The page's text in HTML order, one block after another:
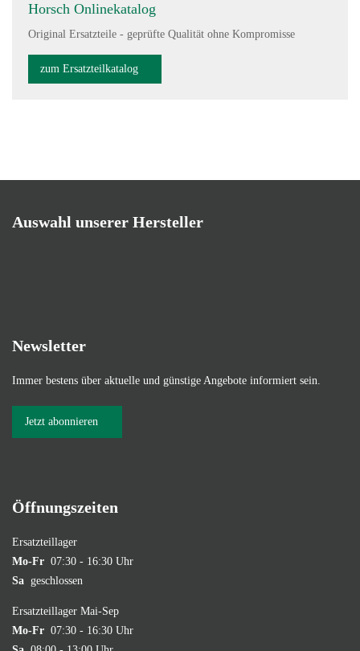
Horsch Onlinekatalog
Original Ersatzteile - geprüfte Qualität ohne Kompromisse
zum Ersatzteilkatalog
Auswahl unserer Hersteller
Newsletter
Immer bestens über aktuelle und günstige Angebote informiert sein.
Jetzt abonnieren
Öffnungszeiten
Ersatzteillager
Mo-Fr 07:30 - 16:30 Uhr
Sa geschlossen
Ersatzteillager Mai-Sep
Mo-Fr 07:30 - 16:30 Uhr